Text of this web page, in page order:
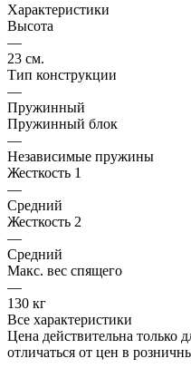
Характеристики
Высота
—
23 см.
Тип конструкции
—
Пружинный
Пружинный блок
—
Независимые пружины
Жесткость 1
—
Средний
Жесткость 2
—
Средний
Макс. вес спящего
—
130 кг
Все характеристики
Цена действительна только
отличаться от цен в